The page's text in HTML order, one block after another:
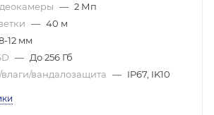
— 2 Мп
— 40 м
12 мм
— До 256 Гб
вандалозащита — IP67, IK10